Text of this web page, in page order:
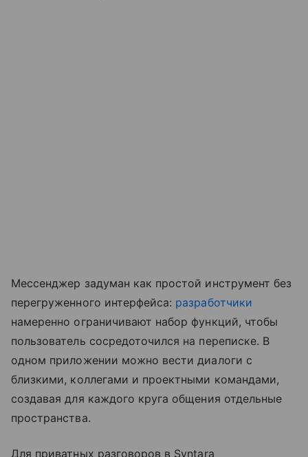
Мессенджер задуман как простой инструмент без
перегруженного интерфейса: разработчики
намеренно ограничивают набор функций, чтобы
пользователь сосредоточился на переписке. В
одном приложении можно вести диалоги с
близкими, коллегами и проектными командами,
создавая для каждого круга общения отдельные
пространства.
Для приватных разговоров в Syntara